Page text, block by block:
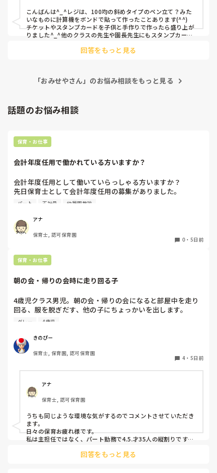
こんばんは^_^レジは、100均の斜めタイプのペン立て？みた
いなものに計算機をボンドで貼って作ったことあります(^^)
チケットやスタンプカードを子供と手作りで作ったら盛り上が
りました^_^他のクラスの先生や園長先生にもスタンプカード
回答をもっと見る
「おみせやさん」のお悩み相談をもっと見る
話題のお悩み相談
保育・お仕事
会計年度任用で働かれている方いますか？
会計年度任用として働いていらっしゃる方いますか？
先日保育士として会計年度任用の募集がありました。
赤ちゃん訪問を主にするようですが、園勤務ではなく、保育
よろしくお願いします。
パート 正社員 幼稚園教諭
アナ
保育士, 認可保育園
0 ・ 5日前
保育・お仕事
朝の会・帰りの会時に走り回る子
4歳児クラス男児。朝の会・帰りの会になると部屋中を走り
回る、服を脱ぎだす、他の子にちょっかいを出します。
私が主担任、もう一人補助の先生がいますが、補助の先生は
です。
私がその子の対応をしているとクラス全体の流れが止まって
しまい、クラス全体が落ち着かなくなってしまう。別スペー
なる…という悪循環に陥ってしまっています。
何か少しでも良い方法はないかなと悩み、ここで相談させて
グレー 4歳児
きのぴー
保育士, 保育園, 認可保育園
4 ・ 5日前
アナ
保育士, 認可保育園
うちも同じような環境な気がするのでコメントさせていただき
ます。
日々の保育お疲れ様です。
私は主担任ではなく、パート勤務で4.5.才35人の縦割りです。
うちも要支援児が数名おり、朝の集まりで立って歌を歌うのに
回答をもっと見る